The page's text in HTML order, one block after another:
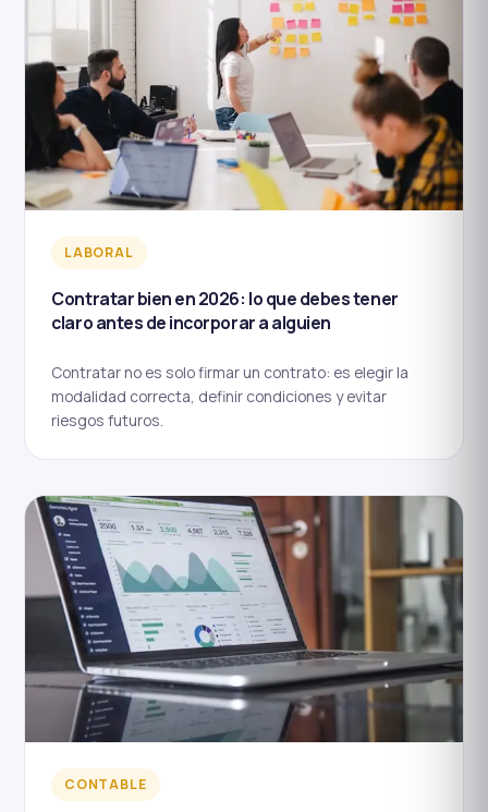
LABORAL
Contratar bien en 2026: lo que debes tener
claro antes de incorporar a alguien
Contratar no es solo firmar un contrato: es elegir la
modalidad correcta, definir condiciones y evitar
riesgos futuros.
CONTABLE